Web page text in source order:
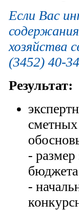
Если Вас
хозяйства
(3452) 40-
Результат:
-
-